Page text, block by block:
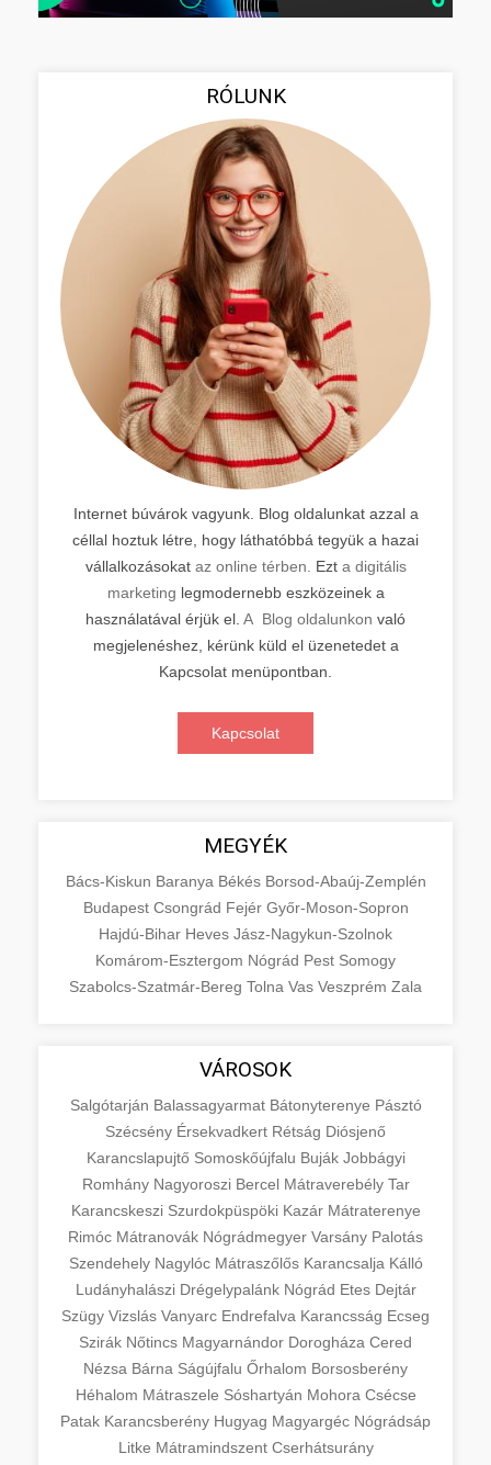
RÓLUNK
Internet búvárok vagyunk. Blog oldalunkat azzal a
céllal hoztuk létre, hogy láthatóbbá tegyük a hazai
vállalkozásokat az online térben. Ezt a digitális
marketing legmodernebb eszközeinek a
használatával érjük el. A Blog oldalunkon való
megjelenéshez, kérünk küld el üzenetedet a
Kapcsolat menüpontban.
Kapcsolat
MEGYÉK
Bács-Kiskun Baranya Békés Borsod-Abaúj-Zemplén
Budapest Csongrád Fejér Győr-Moson-Sopron
Hajdú-Bihar Heves Jász-Nagykun-Szolnok
Komárom-Esztergom Nógrád Pest Somogy
Szabolcs-Szatmár-Bereg Tolna Vas Veszprém Zala
VÁROSOK
Salgótarján Balassagyarmat Bátonyterenye Pásztó
Szécsény Érsekvadkert Rétság Diósjenő
Karancslapujtő Somoskőújfalu Buják Jobbágyi
Romhány Nagyoroszi Bercel Mátraverebély Tar
Karancskeszi Szurdokpüspöki Kazár Mátraterenye
Rimóc Mátranovák Nógrádmegyer Varsány Palotás
Szendehely Nagylóc Mátraszőlős Karancsalja Kálló
Ludányhalászi Drégelypalánk Nógrád Etes Dejtár
Szügy Vizslás Vanyarc Endrefalva Karancsság Ecseg
Szirák Nőtincs Magyarnándor Dorogháza Cered
Nézsa Bárna Ságújfalu Őrhalom Borsosberény
Héhalom Mátraszele Sóshartyán Mohora Csécse
Patak Karancsberény Hugyag Magyargéc Nógrádsáp
Litke Mátramindszent Cserhátsurány